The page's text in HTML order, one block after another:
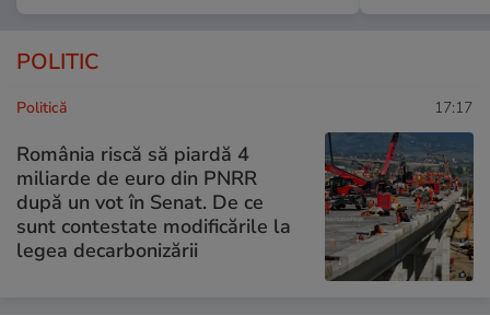
POLITIC
Politică 17:17
România riscă să piardă 4
miliarde de euro din PNRR
după un vot în Senat. De ce
sunt contestate modificările la
legea decarbonizării